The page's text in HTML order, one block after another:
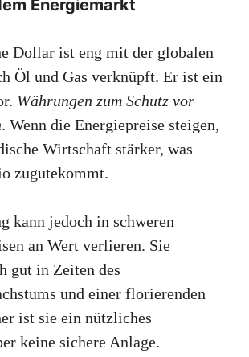
Energiemarkt
Dollar ist eng mit der globalen
Öl und Gas verknüpft. Er ist ein
Währungen zum Schutz vor
. Wenn die Energiepreise steigen,
Wirtschaft stärker, was
zugutekommt.
kann jedoch in schweren
an Wert verlieren. Sie
gut in Zeiten des
und einer florierenden
ist sie ein nützliches
keine sichere Anlage.